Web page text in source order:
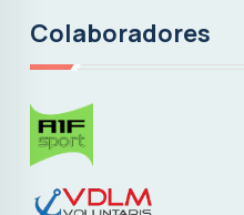
Colaboradores